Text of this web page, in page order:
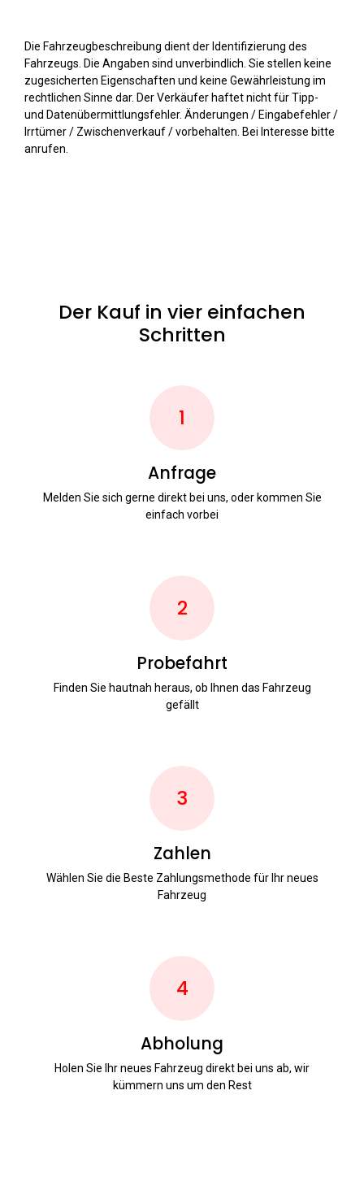
Die Fahrzeugbeschreibung dient der Identifizierung des
Fahrzeugs. Die Angaben sind unverbindlich. Sie stellen keine
zugesicherten Eigenschaften und keine Gewährleistung im
rechtlichen Sinne dar. Der Verkäufer haftet nicht für Tipp-
und Datenübermittlungsfehler. Änderungen / Eingabefehler /
Irrtümer / Zwischenverkauf / vorbehalten. Bei Interesse bitte
anrufen.
Der Kauf in vier einfachen
Schritten
1
Anfrage
Melden Sie sich gerne direkt bei uns, oder kommen Sie
einfach vorbei
2
Probefahrt
Finden Sie hautnah heraus, ob Ihnen das Fahrzeug
gefällt
3
Zahlen
Wählen Sie die Beste Zahlungsmethode für Ihr neues
Fahrzeug
4
Abholung
Holen Sie Ihr neues Fahrzeug direkt bei uns ab, wir
kümmern uns um den Rest